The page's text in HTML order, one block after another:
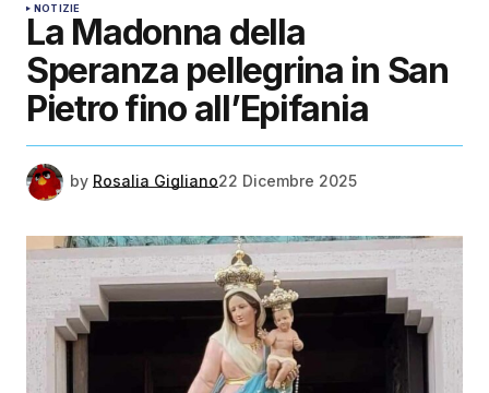
NOTIZIE
La Madonna della
Speranza pellegrina in San
Pietro fino all’Epifania
by Rosalia Gigliano22 Dicembre 2025